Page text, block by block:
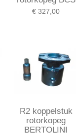
€ 327,00
R2 koppelstuk
rotorkopeg
BERTOLINI